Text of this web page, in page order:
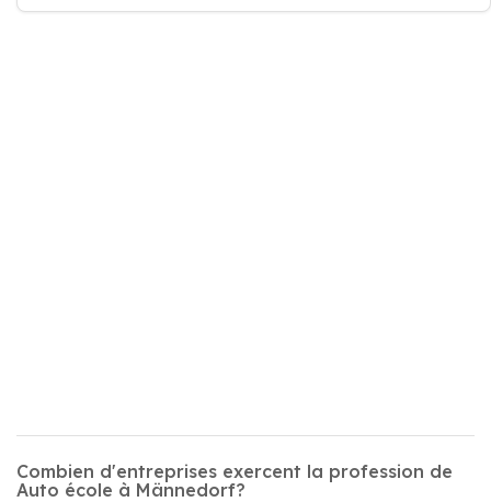
Combien d'entreprises exercent la profession de
Auto école à Männedorf?